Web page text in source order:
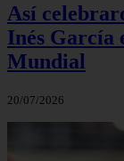
Así
Inés García
Mundial
20/07/2026